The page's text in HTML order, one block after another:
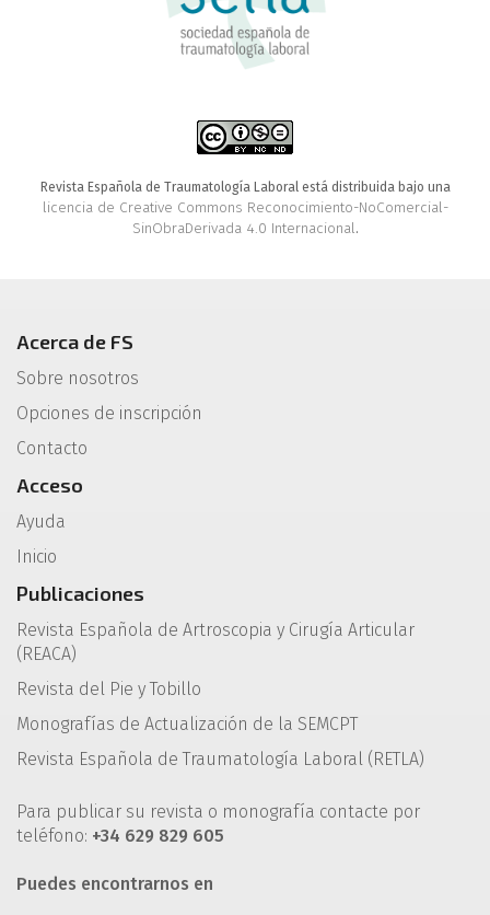
Revista Española de Traumatología Laboral está distribuida bajo una
licencia de Creative Commons Reconocimiento-NoComercial-
SinObraDerivada 4.0 Internacional.
Acerca de FS
Sobre nosotros
Opciones de inscripción
Contacto
Acceso
Ayuda
Inicio
Publicaciones
Revista Española de Artroscopia y Cirugía Articular
(REACA)
Revista del Pie y Tobillo
Monografías de Actualización de la SEMCPT
Revista Española de Traumatología Laboral (RETLA)
Para publicar su revista o monografía contacte por
teléfono: +34 629 829 605
Puedes encontrarnos en